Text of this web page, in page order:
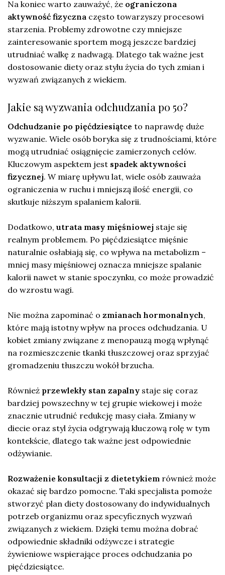
Na koniec warto zauważyć, że ograniczona
aktywność fizyczna często towarzyszy procesowi
starzenia. Problemy zdrowotne czy mniejsze
zainteresowanie sportem mogą jeszcze bardziej
utrudniać walkę z nadwagą. Dlatego tak ważne jest
dostosowanie diety oraz stylu życia do tych zmian i
wyzwań związanych z wiekiem.
Jakie są wyzwania odchudzania po 50?
Odchudzanie po pięćdziesiątce to naprawdę duże
wyzwanie. Wiele osób boryka się z trudnościami, które
mogą utrudniać osiągnięcie zamierzonych celów.
Kluczowym aspektem jest spadek aktywności
fizycznej. W miarę upływu lat, wiele osób zauważa
ograniczenia w ruchu i mniejszą ilość energii, co
skutkuje niższym spalaniem kalorii.
Dodatkowo, utrata masy mięśniowej staje się
realnym problemem. Po pięćdziesiątce mięśnie
naturalnie osłabiają się, co wpływa na metabolizm –
mniej masy mięśniowej oznacza mniejsze spalanie
kalorii nawet w stanie spoczynku, co może prowadzić
do wzrostu wagi.
Nie można zapominać o zmianach hormonalnych,
które mają istotny wpływ na proces odchudzania. U
kobiet zmiany związane z menopauzą mogą wpłynąć
na rozmieszczenie tkanki tłuszczowej oraz sprzyjać
gromadzeniu tłuszczu wokół brzucha.
Również przewlekły stan zapalny staje się coraz
bardziej powszechny w tej grupie wiekowej i może
znacznie utrudnić redukcję masy ciała. Zmiany w
diecie oraz styl życia odgrywają kluczową rolę w tym
kontekście, dlatego tak ważne jest odpowiednie
odżywianie.
Rozważenie konsultacji z dietetykiem również może
okazać się bardzo pomocne. Taki specjalista pomoże
stworzyć plan diety dostosowany do indywidualnych
potrzeb organizmu oraz specyficznych wyzwań
związanych z wiekiem. Dzięki temu można dobrać
odpowiednie składniki odżywcze i strategie
żywieniowe wspierające proces odchudzania po
pięćdziesiątce.